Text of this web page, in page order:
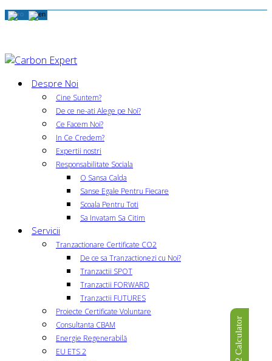
Despre Noi
Cine Suntem?
De ce ne-ati Alege pe Noi?
Ce Facem Noi?
In Ce Credem?
Expertii nostri
Responsabilitate Sociala
O Sansa Calda
Sanse Egale Pentru Fiecare
Scoala Pentru Toti
Sa Invatam Sa Citim
Servicii
Tranzactionare Certificate CO2
De ce sa Tranzactionezi cu Noi?
Tranzactii SPOT
Tranzactii FORWARD
Tranzactii FUTURES
Proiecte Certificate Voluntare
Consultanta CBAM
Energie Regenerabilă
EU ETS 2
CO2 Calculator